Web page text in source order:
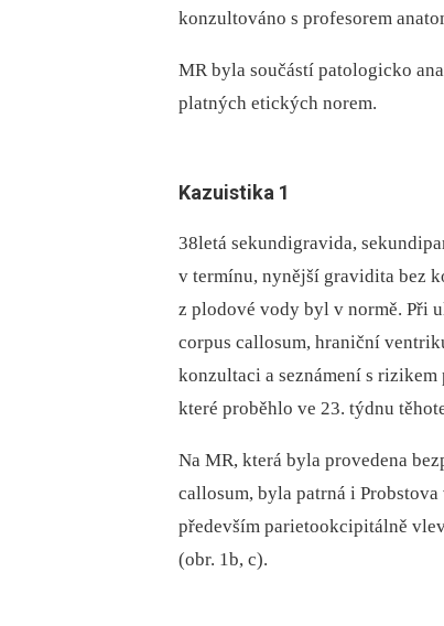
konzultováno s profesorem
MR byla součástí patologicko
platných etických norem.
Kazuistika 1
38letá sekundigravida,
v termínu, nynější gravidita bez
z plodové vody byl v normě. Při
corpus callosum, hraniční
konzultaci a seznámení s
které proběhlo ve 23. týdnu
Na MR, která byla provedena
callosum, byla patrná i
především parietookcipitálně
(obr. 1b, c).